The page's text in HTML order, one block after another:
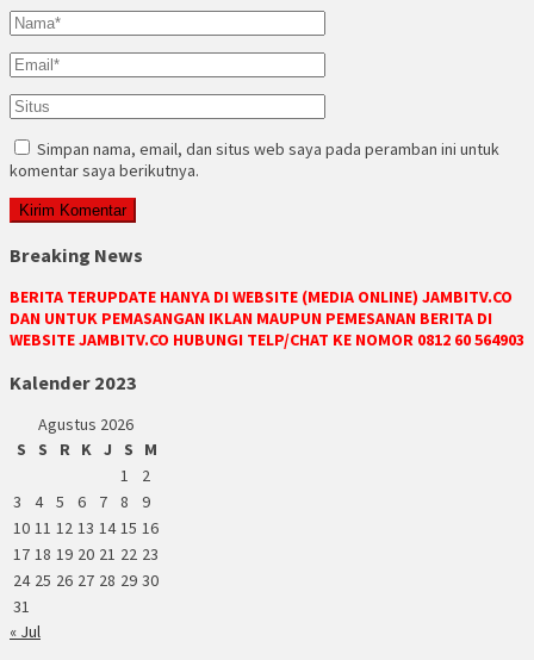
Simpan nama, email, dan situs web saya pada peramban ini untuk
komentar saya berikutnya.
Breaking News
BERITA TERUPDATE HANYA DI WEBSITE (MEDIA ONLINE) JAMBITV.CO
DAN UNTUK PEMASANGAN IKLAN MAUPUN PEMESANAN BERITA DI
WEBSITE JAMBITV.CO HUBUNGI TELP/CHAT KE NOMOR 0812 60 564903
Kalender 2023
Agustus 2026
S
S R K J S
M
1
2
3
4 5 6 7 8
9
10 11 12 13 14 15 16
17 18 19 20 21 22 23
24 25 26 27 28 29 30
31
« Jul